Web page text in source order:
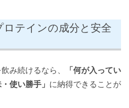
テインの成分と安全
み続けるなら、
「何が入ってい
使い勝手」 に納得できることが